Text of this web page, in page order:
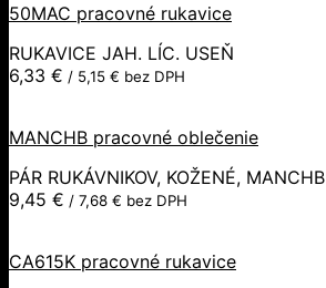
50MAC pracovné rukavice
RUKAVICE JAH. LÍC. USEŇ
6,33 € / 5,15 € bez DPH
MANCHB pracovné oblečenie
PÁR RUKÁVNIKOV, KOŽENÉ, MANCHB
9,45 € / 7,68 € bez DPH
CA615K pracovné rukavice